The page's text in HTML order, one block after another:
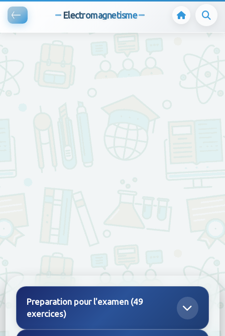
Electromagnetisme
Preparation pour l'examen (49
exercices)